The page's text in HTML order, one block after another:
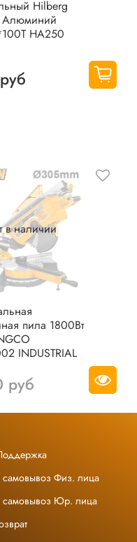
Hilberg
Алюминий
HA250
в наличии
пила 1800Вт
INDUSTRIAL
руб
самовывоз Физ. лица
самовывоз Юр. лица